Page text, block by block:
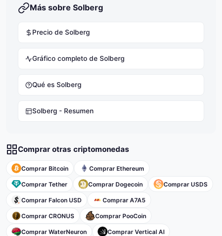
Más sobre Solberg
Precio de Solberg
Gráfico completo de Solberg
Qué es Solberg
Solberg - Resumen
Comprar otras criptomonedas
Comprar Bitcoin Comprar Ethereum
Comprar Tether Comprar Dogecoin Comprar USDS
Comprar Falcon USD Comprar A7A5
Comprar CRONUS Comprar PooCoin
Comprar WaterNeuron Comprar Vertical AI